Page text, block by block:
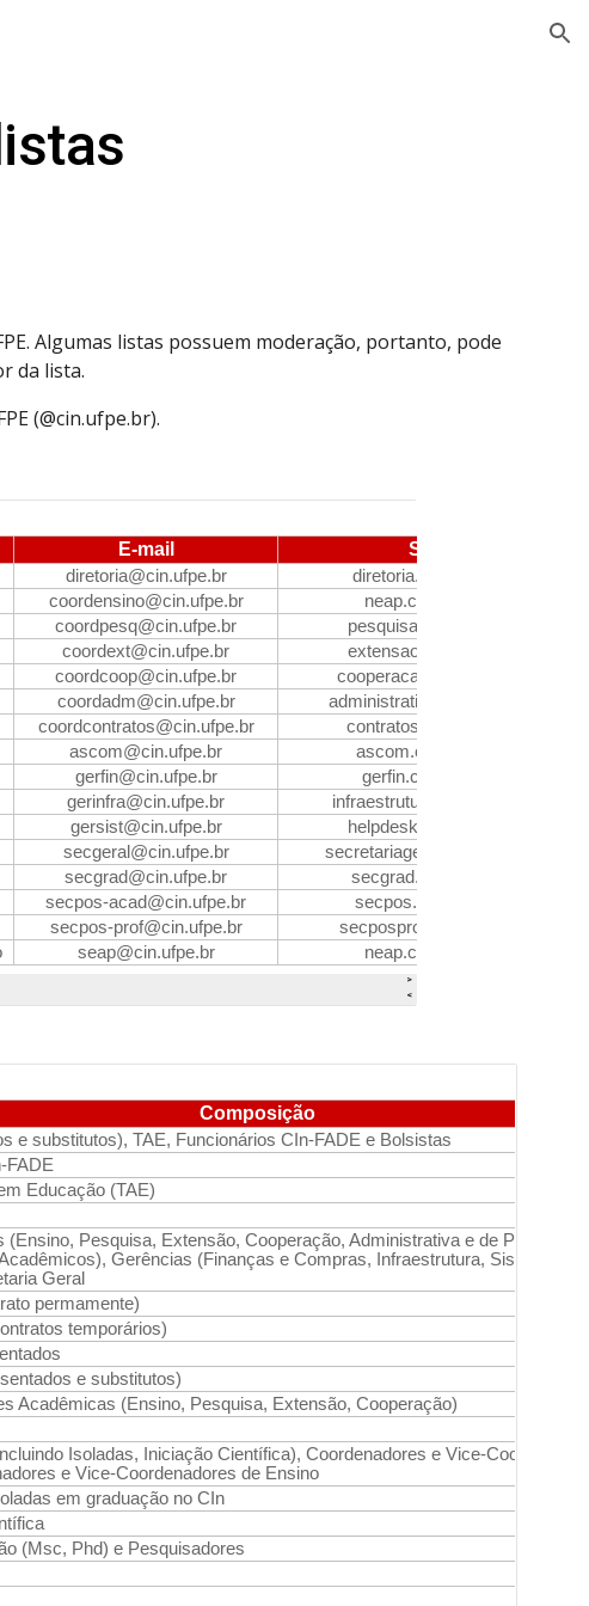
Algumas listas possuem moderação, portanto, pode
da lista.
(@cin.ufpe.br).